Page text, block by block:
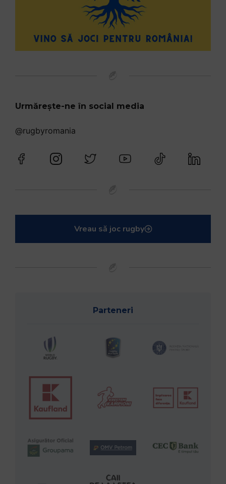
Urmărește-ne în social media
@rugbyromania
Vreau să joc rugby
Parteneri